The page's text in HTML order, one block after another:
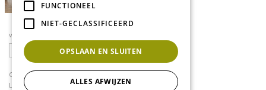
volg ons op social media
CONTACT
Loodijk 24
1243 JB 's Graveland
FUNCTIONEEL
NIET-GECLASSIFICEERD
OPSLAAN EN SLUITEN
ALLES AFWIJZEN